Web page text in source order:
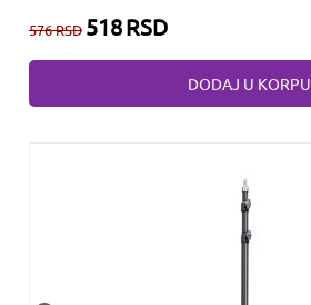
576RSD 518RSD
DODAJ U KORPU